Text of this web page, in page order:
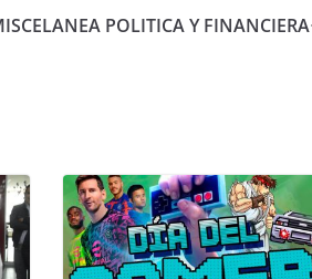
POLITICA Y FINANCIERA